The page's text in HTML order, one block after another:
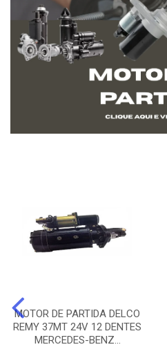
MOTOR DE PARTIDA DELCO
REMY 37MT 24V 12 DENTES
MERCEDES-BENZ...